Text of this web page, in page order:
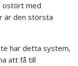
ostört med
är den största
har detta system,
att få till